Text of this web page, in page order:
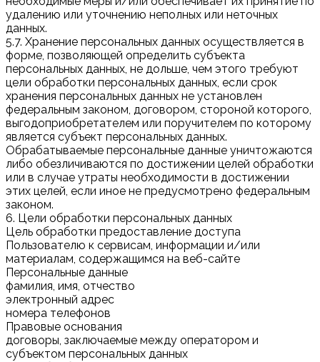
удалению или уточнению неполных или неточных
данных.
5.7. Хранение персональных данных осуществляется в
форме, позволяющей определить субъекта
персональных данных, не дольше, чем этого требуют
цели обработки персональных данных, если срок
хранения персональных данных не установлен
федеральным законом, договором, стороной которого,
выгодоприобретателем или поручителем по которому
является субъект персональных данных.
Обрабатываемые персональные данные уничтожаются
либо обезличиваются по достижении целей обработки
или в случае утраты необходимости в достижении
этих целей, если иное не предусмотрено федеральным
законом.
6. Цели обработки персональных данных
Цель обработки предоставление доступа
Пользователю к сервисам, информации и/или
материалам, содержащимся на веб-сайте
Персональные данные
фамилия, имя, отчество
электронный адрес
номера телефонов
Правовые основания
договоры, заключаемые между оператором и
субъектом персональных данных